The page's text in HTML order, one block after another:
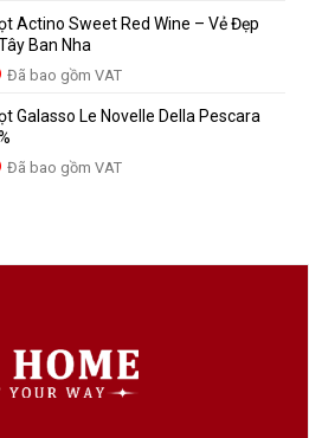
tại
là:
1.390.000 VNĐ.
Actino Sweet Red Wine – Vẻ Đẹp
Ban Nha
Đã bao gồm VAT
Galasso Le Novelle Della Pescara
Đã bao gồm VAT